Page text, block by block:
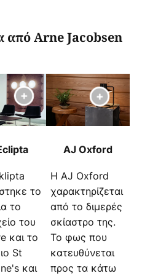
από Arne Jacobsen
το
το
του
και το
St
και
AJ Oxford
Η AJ Oxford
χαρακτηρίζεται
από το διμερές
σκίαστρο της.
Το φως που
κατευθύνεται
προς τα κάτω